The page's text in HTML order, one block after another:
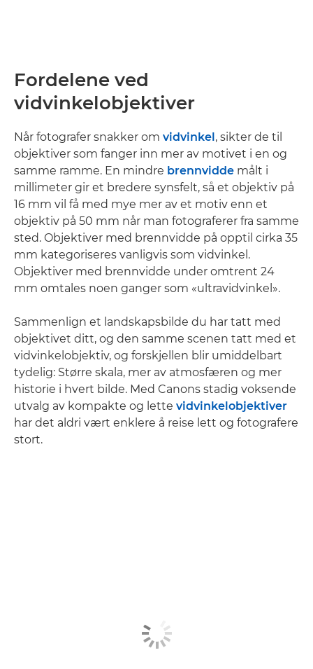
Fordelene ved
vidvinkelobjektiver
Når fotografer snakker om vidvinkel, sikter de til
objektiver som fanger inn mer av motivet i en og
samme ramme. En mindre brennvidde målt i
millimeter gir et bredere synsfelt, så et objektiv på
16 mm vil få med mye mer av et motiv enn et
objektiv på 50 mm når man fotograferer fra samme
sted. Objektiver med brennvidde på opptil cirka 35
mm kategoriseres vanligvis som vidvinkel.
Objektiver med brennvidde under omtrent 24
mm omtales noen ganger som «ultravidvinkel».
Sammenlign et landskapsbilde du har tatt med
objektivet ditt, og den samme scenen tatt med et
vidvinkelobjektiv, og forskjellen blir umiddelbart
tydelig: Større skala, mer av atmosfæren og mer
historie i hvert bilde. Med Canons stadig voksende
utvalg av kompakte og lette vidvinkelobjektiver
har det aldri vært enklere å reise lett og fotografere
stort.